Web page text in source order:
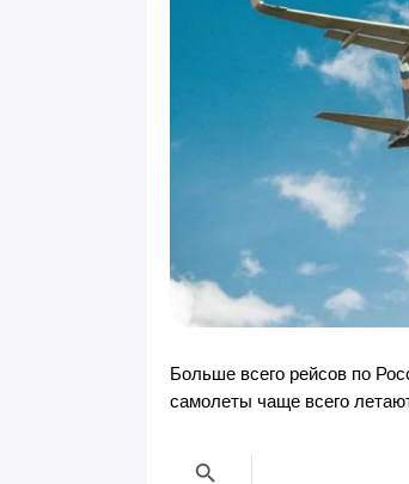
Больше всего рейсов по
самолеты чаще всего